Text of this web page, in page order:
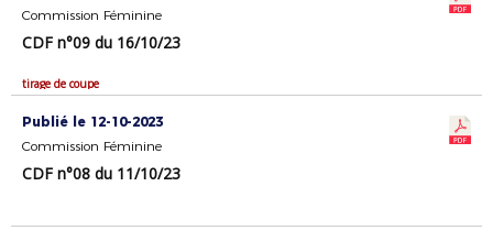
Commission Féminine
CDF n°09 du 16/10/23
tirage de coupe
Publié le 12-10-2023
Commission Féminine
CDF n°08 du 11/10/23